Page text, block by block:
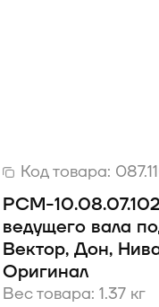
Код товара:
РСМ-
ведущего вала
Вектор, Дон,
Оригинал
Вес товара: 1.37 кг